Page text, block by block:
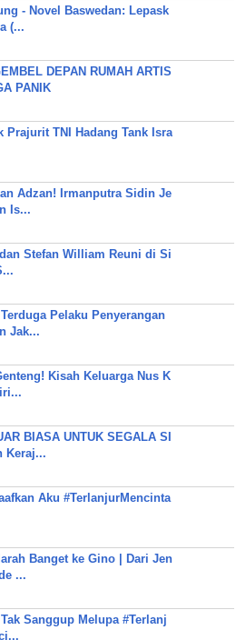
- Novel Baswedan: Lepask
(...
DEPAN RUMAH ARTIS
PANIK
Prajurit TNI Hadang Tank Isra
Adzan! Irmanputra Sidin Je
Is...
Stefan William Reuni di Si
Pelaku Penyerangan
Jak...
Kisah Keluarga Nus K
BIASA UNTUK SEGALA SI
Keraj...
Aku #TerlanjurMencinta
Banget ke Gino | Dari Jen
...
Sanggup Melupa #Terlanj